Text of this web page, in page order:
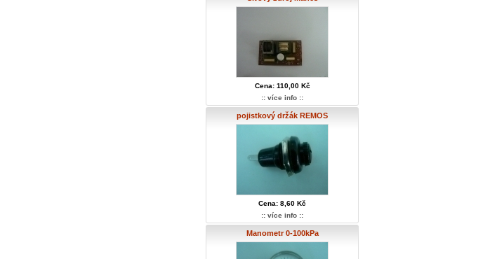
Cena: 110,00 Kč
:: více info ::
pojistkový držák REMOS
Cena: 8,60 Kč
:: více info ::
Manometr 0-100kPa